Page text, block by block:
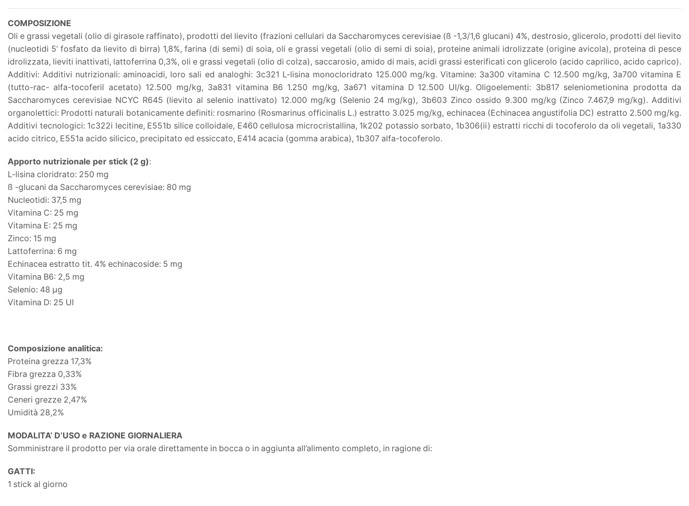
COMPOSIZIONE
Oli e grassi vegetali (olio di girasole raffinato), prodotti del lievito (frazioni cellulari da Saccharomyces cerevisiae (ß -1,3/1,6 glucani) 4%, destrosio, glicerolo, prodotti del lievito
(nucleotidi 5’ fosfato da lievito di birra) 1,8%, farina (di semi) di soia, oli e grassi vegetali (olio di semi di soia), proteine animali idrolizzate (origine avicola), proteina di pesce
idrolizzata, lieviti inattivati, lattoferrina 0,3%, oli e grassi vegetali (olio di colza), saccarosio, amido di mais, acidi grassi esterificati con glicerolo (acido caprilico, acido caprico).
Additivi: Additivi nutrizionali: aminoacidi, loro sali ed analoghi: 3c321 L-lisina monocloridrato 125.000 mg/kg. Vitamine: 3a300 vitamina C 12.500 mg/kg, 3a700 vitamina E
(tutto-rac- alfa-tocoferil acetato) 12.500 mg/kg, 3a831 vitamina B6 1.250 mg/kg, 3a671 vitamina D 12.500 UI/kg. Oligoelementi: 3b817 seleniometionina prodotta da
Saccharomyces cerevisiae NCYC R645 (lievito al selenio inattivato) 12.000 mg/kg (Selenio 24 mg/kg), 3b603 Zinco ossido 9.300 mg/kg (Zinco 7.467,9 mg/kg). Additivi
organolettici: Prodotti naturali botanicamente definiti: rosmarino (Rosmarinus officinalis L.) estratto 3.025 mg/kg, echinacea (Echinacea angustifolia DC) estratto 2.500 mg/kg.
Additivi tecnologici: 1c322i lecitine, E551b silice colloidale, E460 cellulosa microcristallina, 1k202 potassio sorbato, 1b306(ii) estratti ricchi di tocoferolo da oli vegetali, 1a330
acido citrico, E551a acido silicico, precipitato ed essiccato, E414 acacia (gomma arabica), 1b307 alfa-tocoferolo.
Apporto nutrizionale per stick (2 g):
L-lisina cloridrato: 250 mg
ß -glucani da Saccharomyces cerevisiae: 80 mg
Nucleotidi: 37,5 mg
Vitamina C: 25 mg
Vitamina E: 25 mg
Zinco: 15 mg
Lattoferrina: 6 mg
Echinacea estratto tit. 4% echinacoside: 5 mg
Vitamina B6: 2,5 mg
Selenio: 48 µg
Vitamina D: 25 UI
Composizione analitica:
Proteina grezza 17,3%
Fibra grezza 0,33%
Grassi grezzi 33%
Ceneri grezze 2,47%
Umidità 28,2%
MODALITA‘ D’USO e RAZIONE GIORNALIERA
Somministrare il prodotto per via orale direttamente in bocca o in aggiunta all’alimento completo, in ragione di:
GATTI:
1 stick al giorno